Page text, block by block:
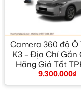
Camera 360 độ Ô
K3 – Địa Chỉ Gắn
Hãng Giá Tốt
9.300.000₫